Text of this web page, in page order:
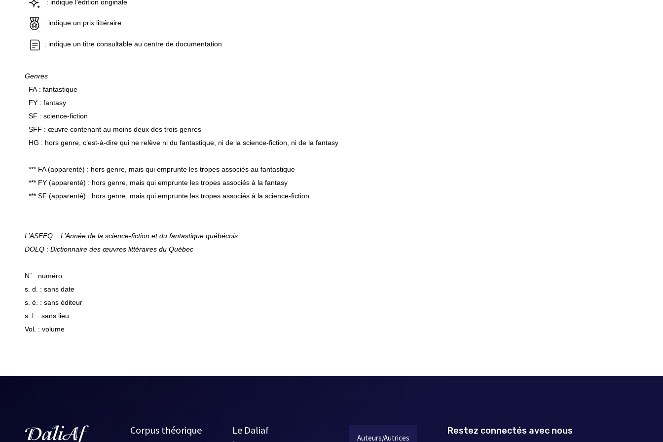
: indique l'édition originale
: indique un prix littéraire
: indique un titre consultable au centre de documentation
Genres
FA : fantastique
FY : fantasy
SF : science-fiction
SFF : œuvre contenant au moins deux des trois genres
HG : hors genre, c’est-à-dire qui ne relève ni du fantastique, ni de la science-fiction, ni de la fantasy
*** FA (apparenté) : hors genre, mais qui emprunte les tropes associés au fantastique
*** FY (apparenté) : hors genre, mais qui emprunte les tropes associés à la fantasy
*** SF (apparenté) : hors genre, mais qui emprunte les tropes associés à la science-fiction
L’ASFFQ : L’Année de la science-fiction et du fantastique québécois
DOLQ : Dictionnaire des œuvres littéraires du Québec
N˚ : numéro
s. d. : sans date
s. é. : sans éditeur
s. l. : sans lieu
Vol. : volume
Corpus théorique Le Daliaf
Auteurs/Autrices
Restez connectés avec nous